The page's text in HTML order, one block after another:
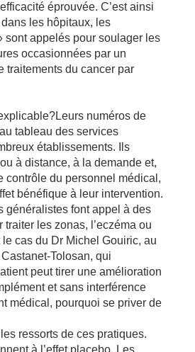
éprouvée. C’est ainsi
les hôpitaux, les
sont appelés pour soulager les
occasionnées par un
traitements du cancer par
numéros de
tableau des services
établissements. Ils
à distance, à la demande et,
contrôle du personnel médical,
bénéfique à leur intervention.
généralistes font appel à des
traiter les zonas, l’eczéma ou
le cas du Dr Michel Gouiric, au
Tolosan, qui
peut tirer une amélioration
et sans interférence
médical, pourquoi se priver de
ressorts de ces pratiques.
à l’effet placebo. Les